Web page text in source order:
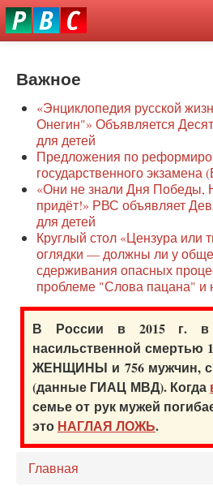
Перейти
к
О нас
Защита семей
Образование
Наше сопротивление
Регионы
Видео
Важное
«Энциклопедия русской
Онегин"» Объявляется
для детей
Предложения по
государственного экзамена
«Они не знали Дня Победы,
придёт!» РВС объявляет
для детей
Круглый стол «Цензура или
оглядки — должны ли у
сдерживания опасных
проблеме "Слова пацана" и
В России в 2015 г. в
насильственной смертью
ЖЕНЩИНЫ и 756 мужчин,
(данные ГИАЦ МВД). Когда
семье от рук мужей
это НАГЛАЯ ЛОЖЬ.
Главная